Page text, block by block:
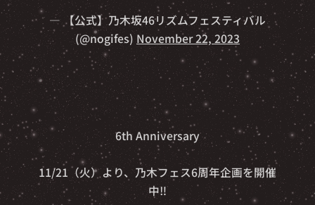
— 【公式】乃木坂46リズムフェスティバル
(@nogifes) November 22, 2023
✨🎊6th Anniversary🎊✨
11/21（火）より、乃木フェス6周年企画を開催
中‼️